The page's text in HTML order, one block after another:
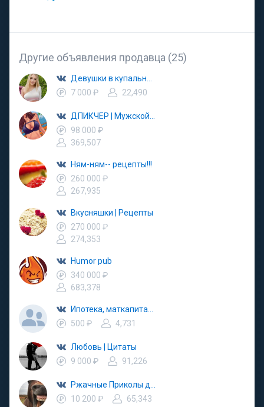
Другие объявления продавца (25)
7 000 ₽
22,490
98 000 ₽
369,507
Ням-ням-- рецепты!!!
260 000 ₽
267,935
Вкусняшки | Рецепты
270 000 ₽
274,353
Humor pub
340 000 ₽
683,378
500 ₽
4,731
Любовь | Цитаты
9 000 ₽
91,226
10 200 ₽
65,343